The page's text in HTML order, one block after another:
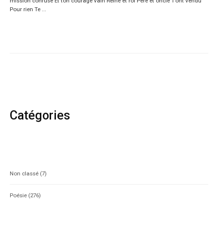
Pour rien Te ...
Catégories
Non classé (7)
Poésie (276)